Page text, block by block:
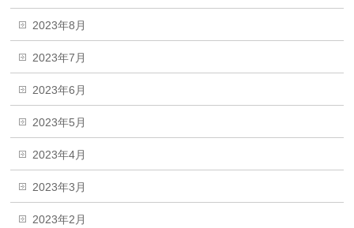
2023年8月
2023年7月
2023年6月
2023年5月
2023年4月
2023年3月
2023年2月